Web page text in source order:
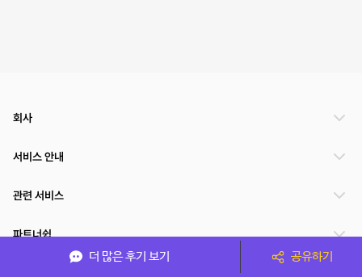
더 많은 후기 보기 공유하기
회사
서비스 안내
관련 서비스
파트너쉽